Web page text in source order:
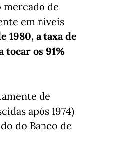
mercado de
em níveis
1980, a taxa de
tocar os 91%
de
após 1974)
do Banco de